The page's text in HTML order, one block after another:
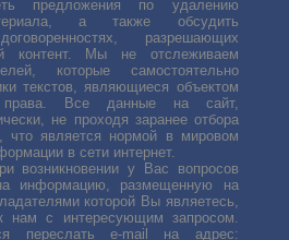
предложения по удалению
а также обсудить
разрешающих
контент. Мы не отслеживаем
которые самостоятельно
текстов, являющиеся объектом
права. Все данные на сайт,
не проходя заранее отбора
что является нормой в мировом
в сети интернет.
возникновении у Вас вопросов
информацию, размещенную на
которой Вы являетесь,
нам с интересующим запросом.
переслать е-mail на адрес: